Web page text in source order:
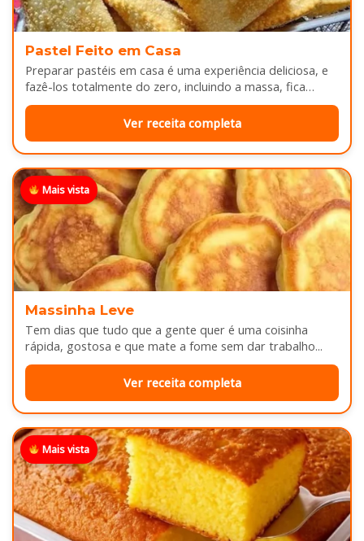
Pastel Feito em Casa
Preparar pastéis em casa é uma experiência deliciosa, e
fazê-los totalmente do zero, incluindo a massa, fica
melhor ainda...
Ver receita completa
Mais vista
Massinha Leve
Tem dias que tudo que a gente quer é uma coisinha
rápida, gostosa e que mate a fome sem dar trabalho...
Ver receita completa
Mais vista